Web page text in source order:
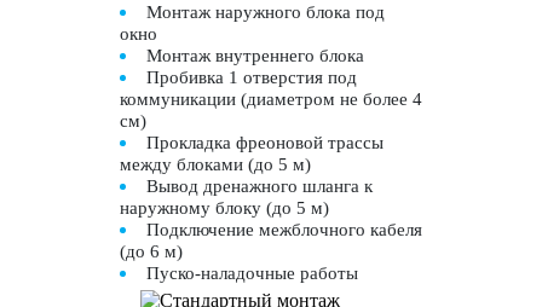
Монтаж наружного блока под
окно
Монтаж внутреннего блока
Пробивка 1 отверстия под
коммуникации (диаметром не более 4
см)
Прокладка фреоновой трассы
между блоками (до 5 м)
Вывод дренажного шланга к
наружному блоку (до 5 м)
Подключение межблочного кабеля
(до 6 м)
Пуско-наладочные работы